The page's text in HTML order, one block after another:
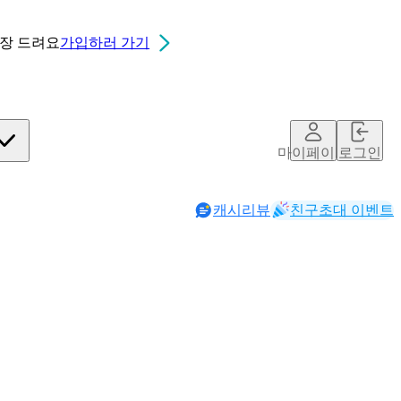
드려요가입하러 가기
마이페이지로그인
캐시리뷰 친구초대 이벤트